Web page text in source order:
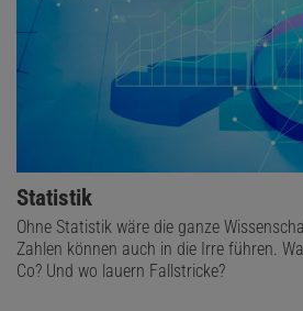
Statistik
Ohne Statistik wäre die ganze
Zahlen können auch in die Irre führen.
Co? Und wo lauern Fallstricke?